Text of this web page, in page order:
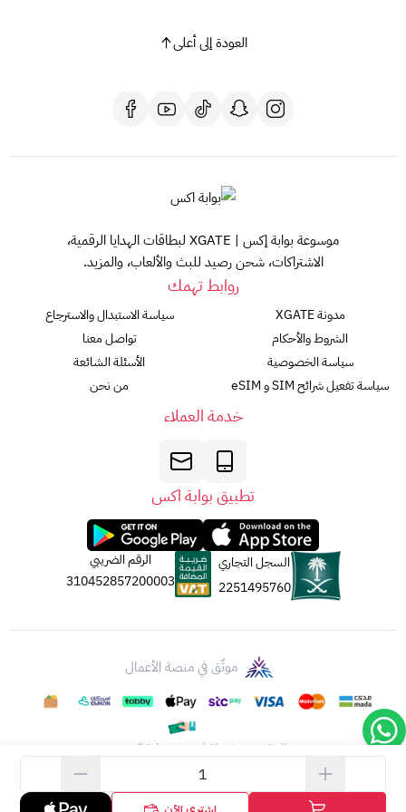
العودة إلى أعلى
موسوعة بوابة إكس | XGATE لبطاقات الهدايا الرقمية،
الاشتراكات، شحن رصيد للبث والألعاب، والمزيد.
روابط تهمك
مدونة XGATE
الشروط والأحكام
سياسة الخصوصية
سياسة تفعيل شرائح SIM و eSIM
سياسة الاستبدال والاسترجاع
تواصل معنا
الأسئلة الشائعة
من نحن
خدمة العملاء
تطبيق بوابة اكس
السجل التجاري
2251495760
الرقم الضريبي
310452857200003
موثّق في منصة الأعمال
الحقوق محفوظة | 2026 بوابة اكس